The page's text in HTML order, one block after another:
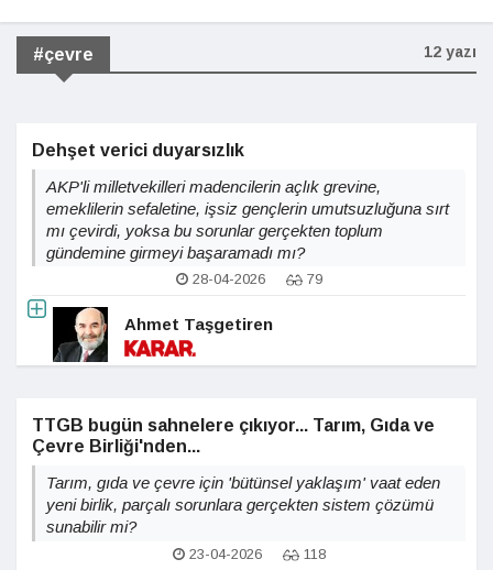
#çevre 12 yazı
Dehşet verici duyarsızlık
AKP'li milletvekilleri madencilerin açlık grevine,
emeklilerin sefaletine, işsiz gençlerin umutsuzluğuna sırt
mı çevirdi, yoksa bu sorunlar gerçekten toplum
gündemine girmeyi başaramadı mı?
28-04-2026 79
Ahmet Taşgetiren
TTGB bugün sahnelere çıkıyor... Tarım, Gıda ve
Çevre Birliği'nden...
Tarım, gıda ve çevre için 'bütünsel yaklaşım' vaat eden
yeni birlik, parçalı sorunlara gerçekten sistem çözümü
sunabilir mi?
23-04-2026 118